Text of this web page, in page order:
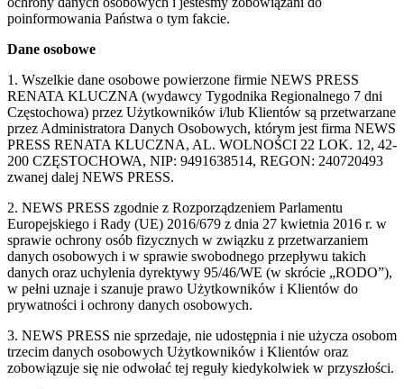
poinformowania Państwa o tym fakcie.
Dane osobowe
1. Wszelkie dane osobowe powierzone firmie NEWS PRESS
RENATA KLUCZNA (wydawcy Tygodnika Regionalnego 7 dni
Częstochowa) przez Użytkowników i/lub Klientów są przetwarzane
przez Administratora Danych Osobowych, którym jest firma NEWS
PRESS RENATA KLUCZNA, AL. WOLNOŚCI 22 LOK. 12, 42-
200 CZĘSTOCHOWA, NIP: 9491638514, REGON: 240720493
zwanej dalej NEWS PRESS.
2. NEWS PRESS zgodnie z Rozporządzeniem Parlamentu
Europejskiego i Rady (UE) 2016/679 z dnia 27 kwietnia 2016 r. w
sprawie ochrony osób fizycznych w związku z przetwarzaniem
danych osobowych i w sprawie swobodnego przepływu takich
danych oraz uchylenia dyrektywy 95/46/WE (w skrócie „RODO”),
w pełni uznaje i szanuje prawo Użytkowników i Klientów do
prywatności i ochrony danych osobowych.
3. NEWS PRESS nie sprzedaje, nie udostępnia i nie użycza osobom
trzecim danych osobowych Użytkowników i Klientów oraz
zobowiązuje się nie odwołać tej reguły kiedykolwiek w przyszłości.